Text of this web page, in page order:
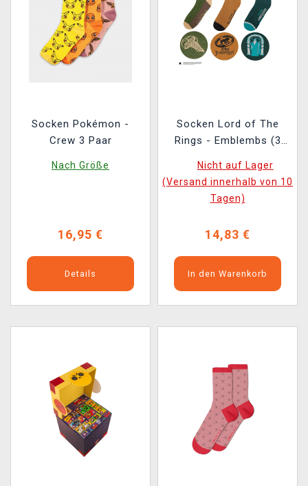
Socken Pokémon -
Crew 3 Paar
Nach Größe
16,95 €
Details
Socken Lord of The
Rings - Emblembs (3
Nicht auf Lager
(Versand innerhalb von 10
Tagen)
14,83 €
In den Warenkorb